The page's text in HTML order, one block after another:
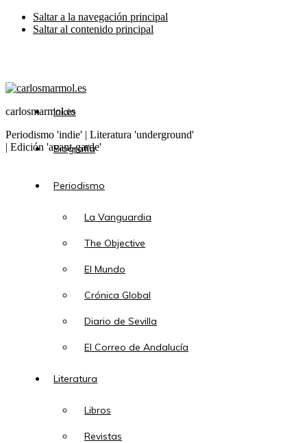
Saltar a la navegación principal
Saltar al contenido principal
carlosmarmol.es
Periodismo 'indie' | Literatura 'underground'
| Edición 'avant-garde'
Inicio
Biografía
Periodismo
La Vanguardia
The Objective
El Mundo
Crónica Global
Diario de Sevilla
El Correo de Andalucía
Literatura
Libros
Revistas